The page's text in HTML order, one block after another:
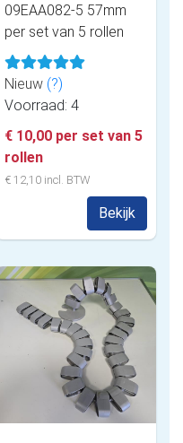
09EAA082-5 57mm
per set van 5 rollen
Nieuw (?)
Voorraad: 4
€ 10,00 per set van 5
rollen
€ 12,10 incl. BTW
Bekijk